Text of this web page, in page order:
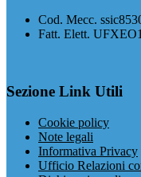
Cod. Mecc.
Fatt. Elett. UFXEO1
Sezione Link Utili
Cookie policy
Note legali
Informativa Privacy
Ufficio Relazioni